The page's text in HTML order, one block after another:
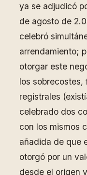
ya se adjudicó
de agosto de
celebró
arrendamiento;
otorgar este
los sobrecostes,
registrales
celebrado dos
con los mismos
añadida de que
otorgó por un
desde el origen